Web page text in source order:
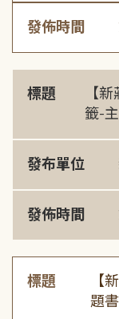
發佈時間
標題
【
籤-
發布單位
發佈時間
標題
【
題